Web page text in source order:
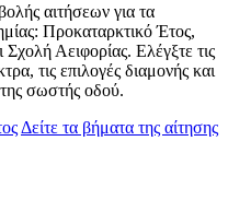
αιτήσεων για τα
Προκαταρκτικό Έτος,
Αειφορίας. Ελέγξτε τις
τις επιλογές διαμονής και
σωστής οδού.
Δείτε τα βήματα της αίτησης